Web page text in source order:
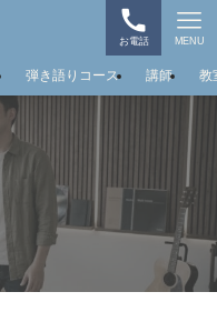
お電話 MENU
弾き語りコース 講師 教